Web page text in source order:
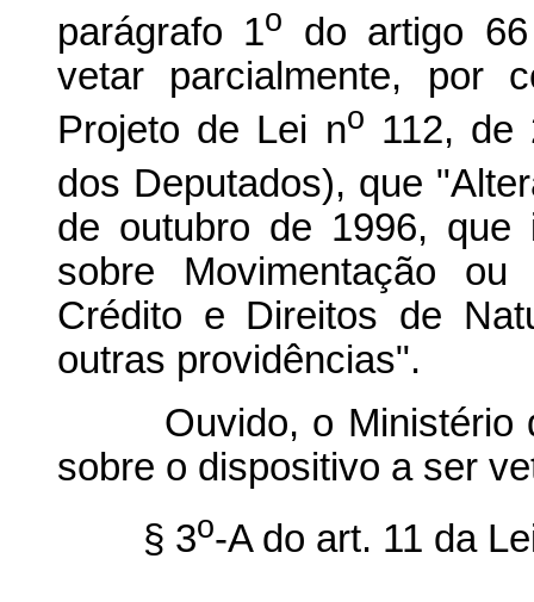
parágrafo 1o
do artigo
vetar parcialmente, por
Projeto de Lei no 112, de
dos Deputados), que
de outubro de 1996, que
sobre Movimentação
Crédito e Direitos de
outras providências".
Ouvido, o Ministério
sobre o dispositivo a ser
§ 3o-A do art. 11 da